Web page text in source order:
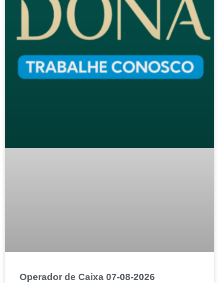
Operador de Caixa 07-08-2026